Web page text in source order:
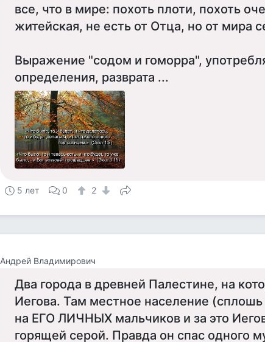
все, что в мире: похоть плоти, похоть
житейская, не есть от Отца, но от мира
Выражение "содом и гоморра",
определения, разврата ...
5 лет 0 2
Андрей Владимирович
Два города в древней Палестине, на
Иегова. Там местное население
на ЕГО ЛИЧНЫХ мальчиков и за это
горящей серой. Правда он спас одного